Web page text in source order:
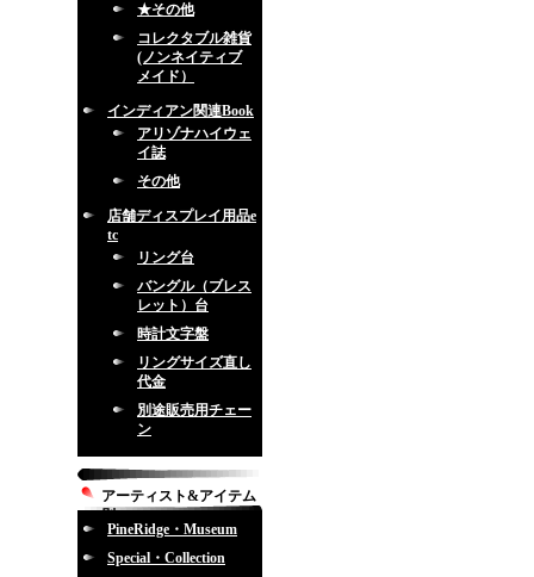
★その他
コレクタブル雑貨
(ノンネイティブ
メイド）
インディアン関連Book
アリゾナハイウェ
イ誌
その他
店舗ディスプレイ用品e
tc
リング台
バングル（ブレス
レット）台
時計文字盤
リングサイズ直し
代金
別途販売用チェー
ン
アーティスト&アイテム
別
PineRidge・Museum
Special・Collection